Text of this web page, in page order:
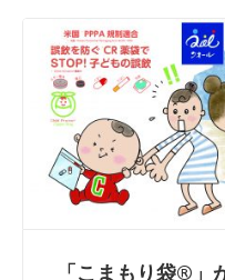
「こまもり袋®」